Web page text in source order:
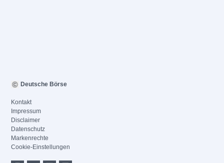
Deutsche Börse
Kontakt
Impressum
Disclaimer
Datenschutz
Markenrechte
Cookie-Einstellungen